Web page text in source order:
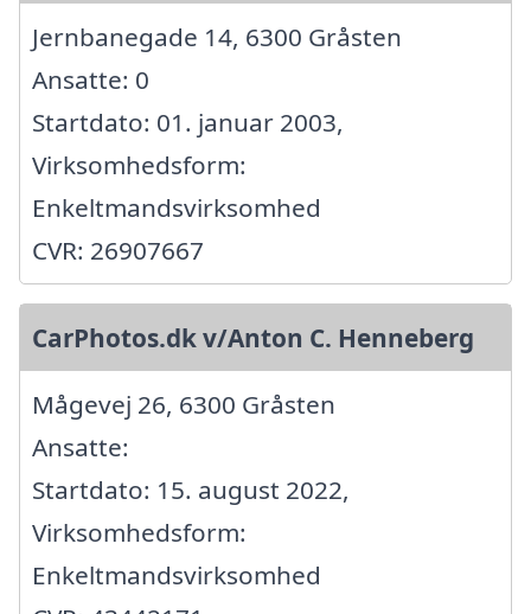
Jernbanegade 14, 6300 Gråsten
Ansatte: 0
Startdato: 01. januar 2003,
Virksomhedsform:
Enkeltmandsvirksomhed
CVR: 26907667
CarPhotos.dk v/Anton C. Henneberg
Mågevej 26, 6300 Gråsten
Ansatte:
Startdato: 15. august 2022,
Virksomhedsform:
Enkeltmandsvirksomhed